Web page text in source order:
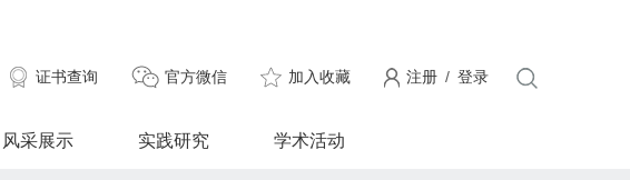
证书查询 官方微信 加入收藏 注册 / 登录
风采展示 实践研究 学术活动